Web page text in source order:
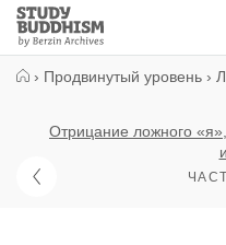
Close
Study
Buddhism
› Продвинутый уровень ›
Отрицание ложного